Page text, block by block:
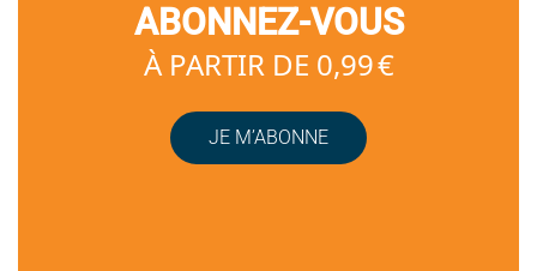
ABONNEZ-VOUS
À PARTIR DE 0,99 €
JE M’ABONNE